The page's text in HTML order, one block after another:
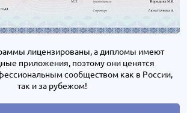
лицензированы, а дипломы имеют
приложения, поэтому они ценятся
сообществом как в России,
так и за рубежом!